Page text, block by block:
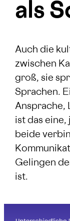
als
Auch die
zwischen
groß, sie
Sprachen.
Ansprache,
ist das
beide
Gelingen
ist.